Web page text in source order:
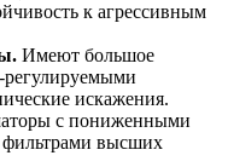
к агрессивным
Имеют большое
регулируемыми
искажения.
с пониженными
высших